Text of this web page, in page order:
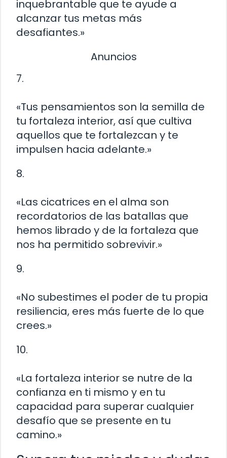
inquebrantable que te ayude a
alcanzar tus metas más
desafiantes.»
Anuncios
7.
«Tus pensamientos son la semilla de
tu fortaleza interior, así que cultiva
aquellos que te fortalezcan y te
impulsen hacia adelante.»
8.
«Las cicatrices en el alma son
recordatorios de las batallas que
hemos librado y de la fortaleza que
nos ha permitido sobrevivir.»
9.
«No subestimes el poder de tu propia
resiliencia, eres más fuerte de lo que
crees.»
10.
«La fortaleza interior se nutre de la
confianza en ti mismo y en tu
capacidad para superar cualquier
desafío que se presente en tu
camino.»